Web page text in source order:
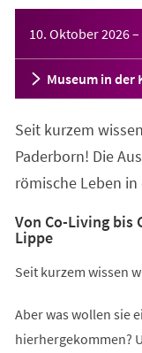
10. Oktober 2026–
Museum in der
Seit kurzem
Paderborn! Die
römische Leben
Von Co-Living bis
Lippe
Seit kurzem wissen
Aber was wollen sie
hierhergekommen?